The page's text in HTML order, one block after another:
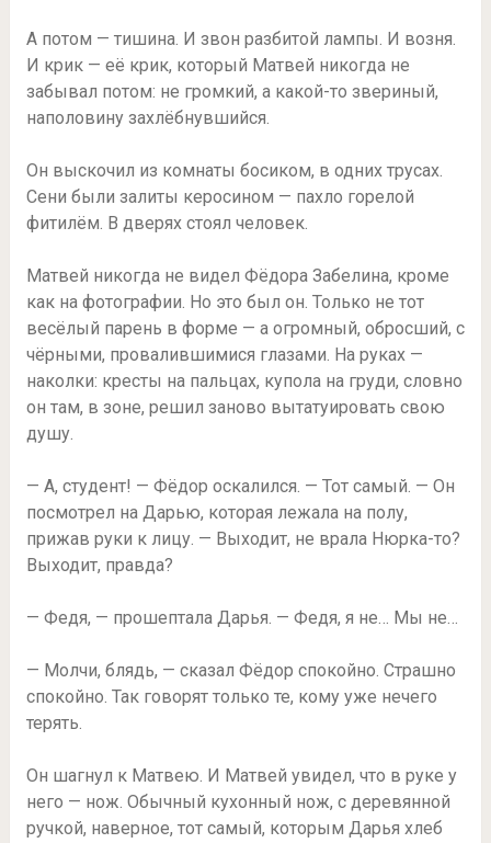
А потом — тишина. И звон разбитой лампы. И возня.
И крик — её крик, который Матвей никогда не
забывал потом: не громкий, а какой-то звериный,
наполовину захлёбнувшийся.
Он выскочил из комнаты босиком, в одних трусах.
Сени были залиты керосином — пахло горелой
фитилём. В дверях стоял человек.
Матвей никогда не видел Фёдора Забелина, кроме
как на фотографии. Но это был он. Только не тот
весёлый парень в форме — а огромный, обросший, с
чёрными, провалившимися глазами. На руках —
наколки: кресты на пальцах, купола на груди, словно
он там, в зоне, решил заново вытатуировать свою
душу.
— А, студент! — Фёдор оскалился. — Тот самый. — Он
посмотрел на Дарью, которая лежала на полу,
прижав руки к лицу. — Выходит, не врала Нюрка-то?
Выходит, правда?
— Федя, — прошептала Дарья. — Федя, я не… Мы не…
— Молчи, блядь, — сказал Фёдор спокойно. Страшно
спокойно. Так говорят только те, кому уже нечего
терять.
Он шагнул к Матвею. И Матвей увидел, что в руке у
него — нож. Обычный кухонный нож, с деревянной
ручкой, наверное, тот самый, которым Дарья хлеб